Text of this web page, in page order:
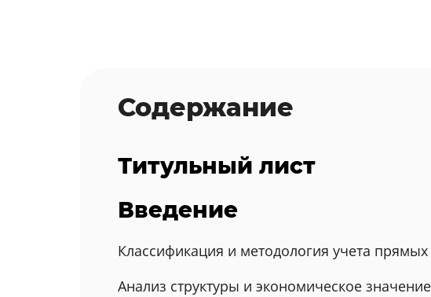
Содержание
Титульный лист
Введение
Классификация и методология учета прямых
Анализ структуры и экономическое